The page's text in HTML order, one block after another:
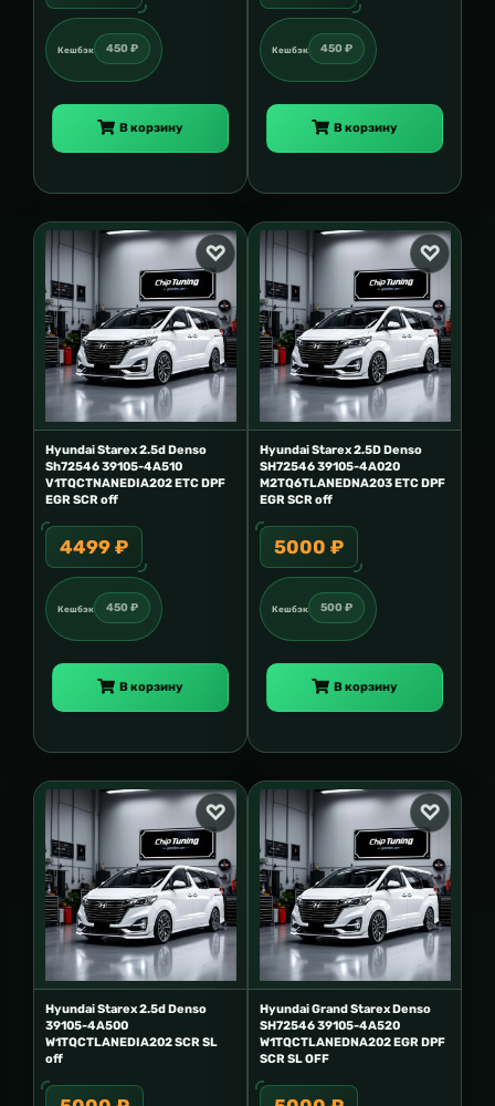
Кешбэк 450 ₽
В корзину
Кешбэк 450 ₽
В корзину
Hyundai Starex 2.5d Denso
Sh72546 39105-4A510
V1TQCTNANEDIA202 ETC DPF
EGR SCR off
4499 ₽
Кешбэк 450 ₽
В корзину
Hyundai Starex 2.5D Denso
SH72546 39105-4A020
M2TQ6TLANEDNA203 ETC DPF
EGR SCR off
5000 ₽
Кешбэк 500 ₽
В корзину
Hyundai Starex 2.5d Denso
39105-4A500
W1TQCTLANEDIA202 SCR SL
off
Hyundai Grand Starex Denso
SH72546 39105-4A520
W1TQCTLANEDNA202 EGR DPF
SCR SL OFF